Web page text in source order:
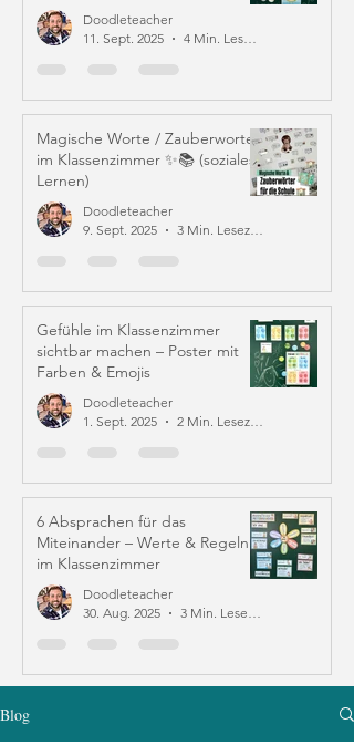
Doodleteacher
11. Sept. 2025
4 Min. Lesezeit
Magische Worte / Zauberworte
im Klassenzimmer ✨📚 (soziales
Lernen)
Doodleteacher
9. Sept. 2025
3 Min. Lesezeit
Gefühle im Klassenzimmer
sichtbar machen – Poster mit
Farben & Emojis
Doodleteacher
1. Sept. 2025
2 Min. Lesezeit
6 Absprachen für das
Miteinander – Werte & Regeln
im Klassenzimmer
Doodleteacher
30. Aug. 2025
3 Min. Lesezeit
Blog